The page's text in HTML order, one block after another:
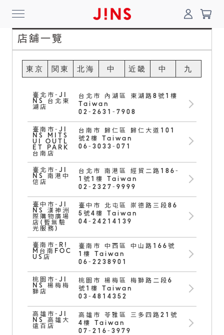
News
商品系列
Collection
線上商城
Online Shop
鏡片說明
常見問題
0
店舖一覽
東京 関東 北海
東北
中
北陸
近畿 中 九
沖縄
臺北市-JI
NS 台北東
湖店
台北市 內湖區 東湖路8號1樓
Taiwan
02-2631-7908
臺南市-JI
NS MITS
UI OUTL
ET PARK
台南店
台南市 歸仁區 歸仁大道101
號2樓 Taiwan
06-3033-071
臺北市-JI
NS 南港中
信店
台北市 南港區 經貿二路186-
1號1樓 Taiwan
02-2327-9999
臺中市-JI
NS 漢神洲
際購物廣場
店(暫無驗
光服務)
臺中市 北屯區 崇德路三段86
5號4樓 Taiwan
04-24214139
臺南市-R!
M台南FOC
US店
臺南市 中西區 中山路166號
1樓 Taiwan
06-2238901
桃園市-JI
NS 楊梅梅
獅店
桃園市 楊梅區 梅獅路二段6
號1樓 Taiwan
03-4814352
高雄市-JI
NS 高雄大
遠百店
高雄市 苓雅區 三多四路21號
4樓 Taiwan
07-216-3979